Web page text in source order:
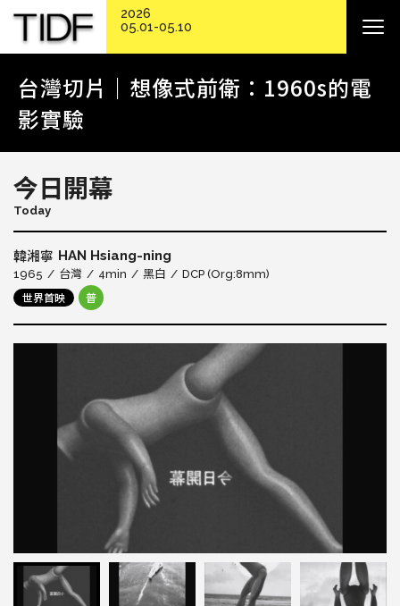
台灣切片｜想像式前衛：1960s的電
影實驗
今日開幕
Today
韓湘寧 HAN Hsiang-ning
1965 台灣 4min 黑白 DCP (Org:8mm)
世界首映 普
2026
05.01-05.10